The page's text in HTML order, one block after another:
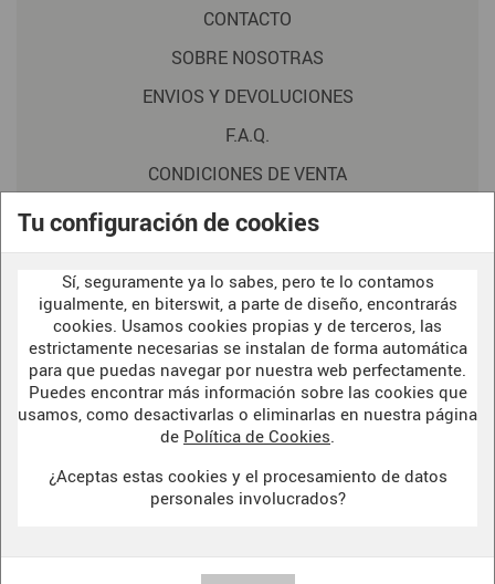
Tu configuración de cookies
Sí, seguramente ya lo sabes, pero te lo contamos
igualmente, en biterswit, a parte de diseño, encontrarás
cookies. Usamos cookies propias y de terceros, las
estrictamente necesarias se instalan de forma automática
para que puedas navegar por nuestra web perfectamente.
Puedes encontrar más información sobre las cookies que
usamos, como desactivarlas o eliminarlas en nuestra página
de Política de Cookies.
¿Aceptas estas cookies y el procesamiento de datos
personales involucrados?
CONTACTO
SOBRE NOSOTRAS
ENVIOS Y DEVOLUCIONES
F.A.Q.
CONDICIONES DE VENTA
POLITICA DE PRIVACIDAD
AVISO LEGAL
POLÍTICA DE COOKIES
WELCOME TO OUR
DARK SIDE
BITERSWIT STUDIO